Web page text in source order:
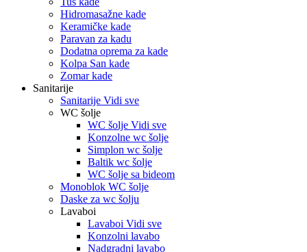
Hidromasažne kade
Keramičke kade
Paravan za kadu
Dodatna oprema za kade
Kolpa San kade
Zomar kade
Sanitarije
Sanitarije Vidi sve
WC šolje
WC šolje Vidi sve
Konzolne wc šolje
Simplon wc šolje
Baltik wc šolje
WC šolje sa bideom
Monoblok WC šolje
Daske za wc šolju
Lavaboi
Lavaboi Vidi sve
Konzolni lavabo
Nadgradni lavabo